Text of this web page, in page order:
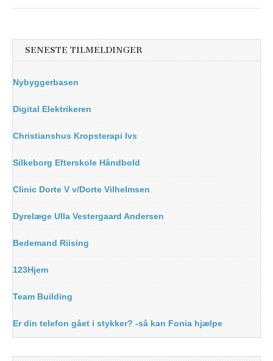
SENESTE TILMELDINGER
Nybyggerbasen
Digital Elektrikeren
Christianshus Kropsterapi Ivs
Silkeborg Efterskole Håndbold
Clinic Dorte V v/Dorte Vilhelmsen
Dyrelæge Ulla Vestergaard Andersen
Bedemand Riising
123Hjem
Team Building
Er din telefon gået i stykker? -så kan Fonia hjælpe